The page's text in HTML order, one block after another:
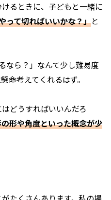
るときに、子どもと一緒に
って切ればいいかな？」と
なら？」なんて少し難易度
命考えてくれるはず。
どうすればいいんだろ
形や角度といった概念が少